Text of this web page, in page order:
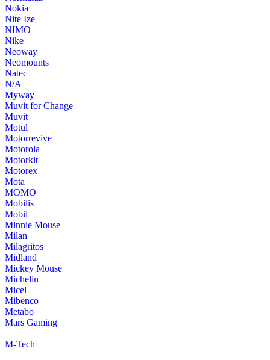
Nokia
Nite Ize
NIMO
Nike
Neoway
Neomounts
Natec
N/A
Myway
Muvit for Change
Muvit
Motul
Motorrevive
Motorola
Motorkit
Motorex
Mota
MOMO
Mobilis
Mobil
Minnie Mouse
Milan
Milagritos
Midland
Mickey Mouse
Michelin
Micel
Mibenco
Metabo
Mars Gaming
M-Tech